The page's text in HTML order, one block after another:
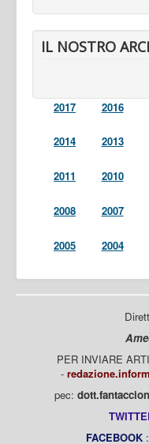
IL NOSTRO
2017 2016
2014 2013
2011 2010
2008 2007
2005 2004
PER INVIARE
-
pec:
FACEBOOK :